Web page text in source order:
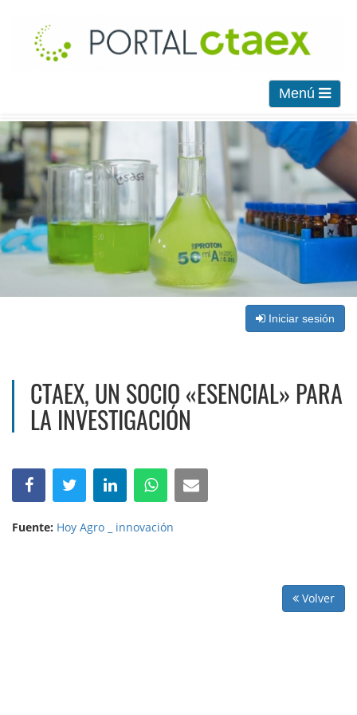
Menú
Iniciar sesión
CTAEX, UN SOCIO «ESENCIAL» PARA
LA INVESTIGACIÓN
Fuente: Hoy Agro _ innovación
Volver